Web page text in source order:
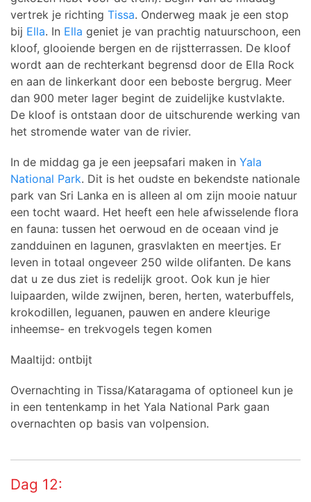
vertrek je richting Tissa. Onderweg maak je een stop
bij Ella. In Ella geniet je van prachtig natuurschoon, een
kloof, glooiende bergen en de rijstterrassen. De kloof
wordt aan de rechterkant begrensd door de Ella Rock
en aan de linkerkant door een beboste bergrug. Meer
dan 900 meter lager begint de zuidelijke kustvlakte.
De kloof is ontstaan door de uitschurende werking van
het stromende water van de rivier.
In de middag ga je een jeepsafari maken in Yala
National Park. Dit is het oudste en bekendste nationale
park van Sri Lanka en is alleen al om zijn mooie natuur
een tocht waard. Het heeft een hele afwisselende flora
en fauna: tussen het oerwoud en de oceaan vind je
zandduinen en lagunen, grasvlakten en meertjes. Er
leven in totaal ongeveer 250 wilde olifanten. De kans
dat u ze dus ziet is redelijk groot. Ook kun je hier
luipaarden, wilde zwijnen, beren, herten, waterbuffels,
krokodillen, leguanen, pauwen en andere kleurige
inheemse- en trekvogels tegen komen
Maaltijd: ontbijt
Overnachting in Tissa/Kataragama of optioneel kun je
in een tentenkamp in het Yala National Park gaan
overnachten op basis van volpension.
Dag 12: